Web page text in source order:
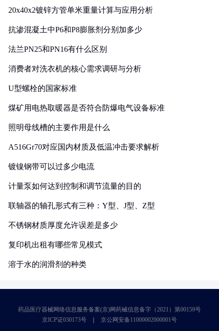
20x40x2镀锌方管单米重量计算与应用分析
抗渗混凝土中P6和P8膨胀剂分别加多少
法兰PN25和PN16有什么区别
消费者对洗衣机的核心需求调研与分析
U型螺栓的国家标准
煤矿用电热取暖器是否符合防爆电气设备标准
照明母线槽的主要作用是什么
A516Gr70对应国内材质及低温冲击要求解析
镀镍钢带可以过多少电流
计量泵如何达到控制和调节流量的目的
联轴器的轴孔形式有三种：Y型、J型、Z型
不锈钢材质厚度允许误差是多少
复印机出租有哪些常见模式
溶于水的润滑剂的种类
药品医疗器械网络信息服务备案(京)网药械信息备字（2021）第00159号
京ICP证030173号
京公网安备11000002000001号